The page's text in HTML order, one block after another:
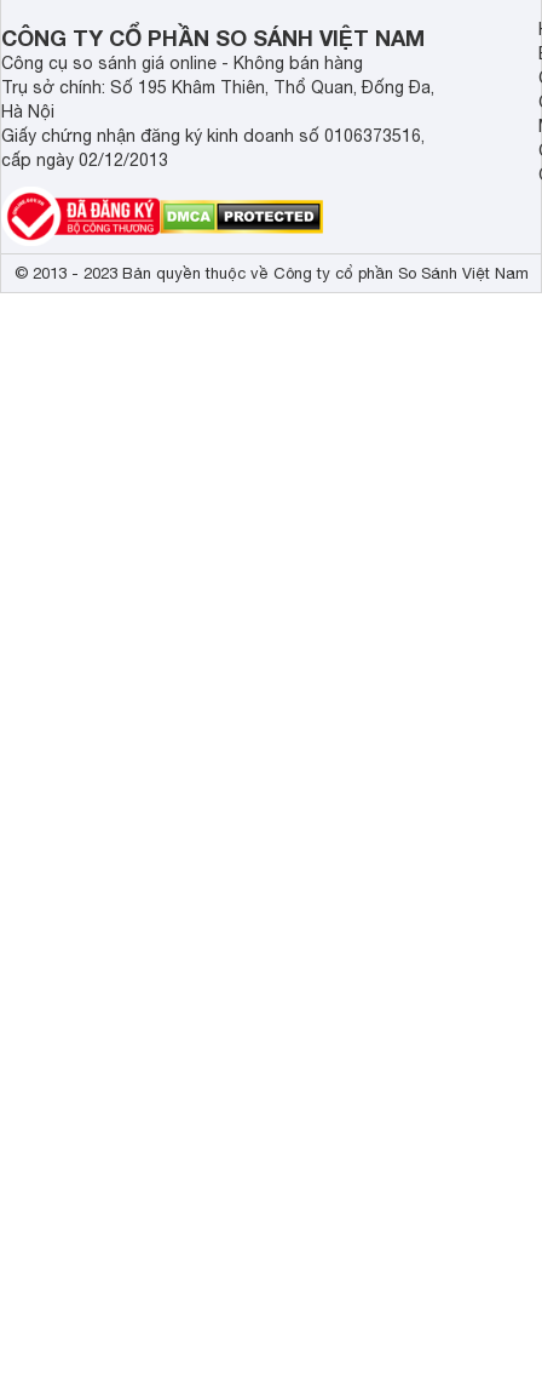
CÔNG TY CỔ PHẦN SO SÁNH VIỆT NAM
Công cụ so sánh giá online - Không bán hàng
Trụ sở chính: Số 195 Khâm Thiên, Thổ Quan, Đống Đa,
Hà Nội
Giấy chứng nhận đăng ký kinh doanh số 0106373516,
cấp ngày 02/12/2013
© 2013 - 2023 Bản quyền thuộc về Công ty cổ phần So Sánh Việt Nam